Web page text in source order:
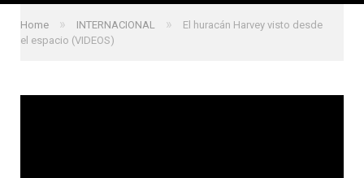
Home » INTERNACIONAL »
El huracán Harvey visto desde
el espacio (VIDEOS)